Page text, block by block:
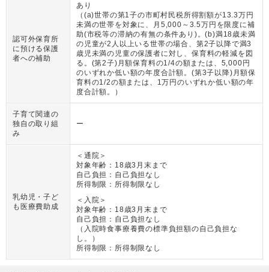
認可外保育所
に預ける保護
者への補助
あり
（ (a)世帯の第1子の市町村民税所得割額が13.3万円
未満の世帯を対象に、月5,000～3.5万円を限度に補
助(市税等の滞納の有無の条件あり)。(b)満18歳未満
の児童が2人以上いる世帯の場合、第2子以降で満3
歳児未満の児童の保護者に対し、保育料の軽減を図
る。(第2子)月額保育料の1/4の額または、5,000円
のいずれか低い額の年度合計額。(第3子以降)月額保
育料の1/2の額または、1万円のいずれか低い額の年
度合計額。
）
子育て関連の
独自の取り組
み
ー
乳幼児・子ど
も医療費助成
＜通院＞
対象年齢： 18歳3月末まで
自己負担： 自己負担なし
所得制限： 所得制限なし
＜入院＞
対象年齢： 18歳3月末まで
自己負担： 自己負担なし
（ 入院時食事療養費の標準負担額の自己負担な
し。
）
所得制限： 所得制限なし